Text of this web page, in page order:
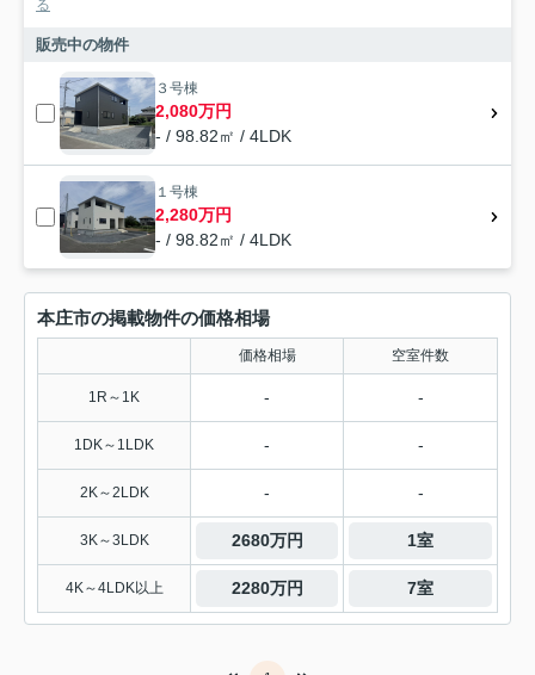
る
販売中の物件
３号棟
2,080万円
- / 98.82㎡ / 4LDK
１号棟
2,280万円
- / 98.82㎡ / 4LDK
本庄市の掲載物件の価格相場
価格相場 空室件数
1R～1K - -
1DK～1LDK - -
2K～2LDK - -
3K～3LDK 2680万円 1室
4K～4LDK以上 2280万円 7室